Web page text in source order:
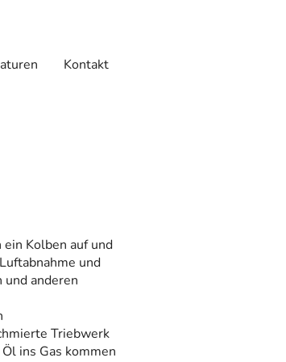
Kontakt
Kolben auf und
und
anderen
Triebwerk
ins Gas kommen